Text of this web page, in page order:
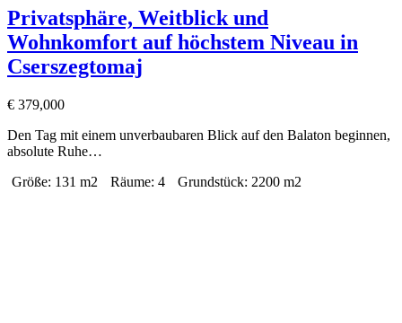
Privatsphäre, Weitblick und
Wohnkomfort auf höchstem Niveau in
Cserszegtomaj
€ 379,000
Den Tag mit einem unverbaubaren Blick auf den Balaton beginnen,
absolute Ruhe…
Größe: 131 m2 Räume: 4 Grundstück: 2200 m2